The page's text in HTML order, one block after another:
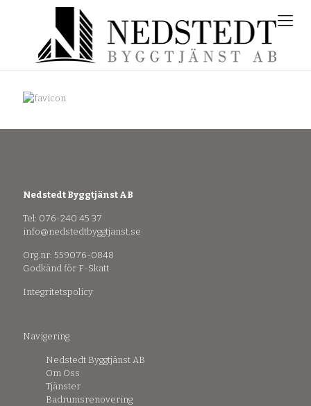
Nedstedt Byggtjänst AB
Tel: 076-240 45 37
info@nedstedtbyggtjanst.se
Org.nr: 559076-0848
Godkänd för F-Skatt
Integritetspolicy
Navigering
Nedstedt Byggtjänst AB
Om Oss
Tjänster
Badrumsrenovering